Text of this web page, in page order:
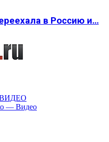
в Россию и…
ВИДЕО
— Видео